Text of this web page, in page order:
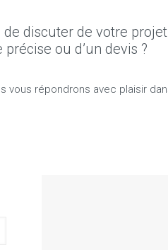
discuter de votre
précise ou d’un devis ?
vous répondrons avec plaisir